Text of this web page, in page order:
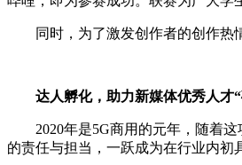
同时，为了激发创作者的创作热情
达人孵化，助力新媒体优秀人才“
2020年是5G商用的元年，随着这
的责任与担当，一跃成为在行业内初